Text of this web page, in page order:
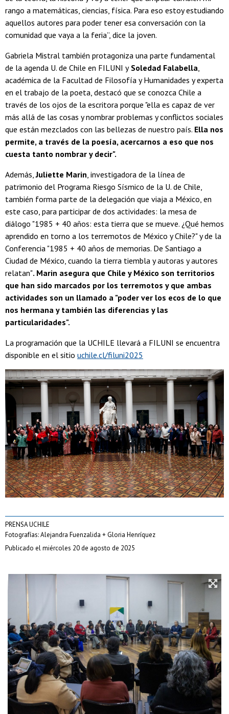
rango a matemáticas, ciencias, física. Para eso estoy estudiando
aquellos autores para poder tener esa conversación con la
comunidad que vaya a la feria”, dice la joven.
Gabriela Mistral también protagoniza una parte fundamental
de la agenda U. de Chile en FILUNI ySoledad Falabella,
académica de la Facultad de Filosofía y Humanidades y experta
en el trabajo de la poeta, destacó que se conozca Chile a
través de los ojos de la escritora porque "ella es capaz de ver
más allá de las cosas y nombrar problemas y conflictos sociales
que están mezclados con las bellezas de nuestro país. Ella nos
permite, a través de la poesía, acercarnos a eso que nos
cuesta tanto nombrar y decir".
Además,Juliette Marin, investigadora de la línea de
patrimonio del Programa Riesgo Sísmico de la U. de Chile,
también forma parte de la delegación que viaja a México, en
este caso, para participar de dos actividades: la mesa de
diálogo "1985 + 40 años: esta tierra que se mueve. ¿Qué hemos
aprendido en torno a los terremotos de México y Chile?" y de la
Conferencia "1985 + 40 años de memorias. De Santiago a
Ciudad de México, cuando la tierra tiembla y autoras y autores
relatan". Marin asegura que Chile y México son territorios
que han sido marcados por los terremotos y que ambas
actividades son un llamado a "poder ver los ecos de lo que
nos hermana y también las diferencias y las
particularidades".
La programación que la UCHILE llevará a FILUNI se encuentra
disponible en el sitio uchile.cl/filuni2025
PRENSA UCHILE
Fotografías: Alejandra Fuenzalida + Gloria Henríquez
Publicado el miércoles 20 de agosto de 2025